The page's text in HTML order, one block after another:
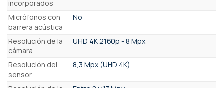
incorporados
Micrófonos con
barrera acústica
No
Resolución de la
cámara
UHD 4K 2160p - 8 Mpx
Resolución del
sensor
8,3 Mpx (UHD 4K)